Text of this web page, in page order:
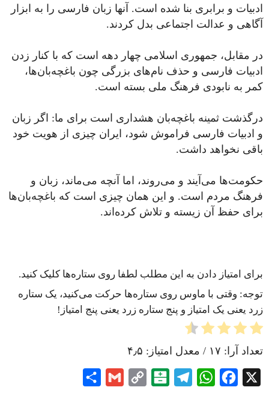
ادبیات و برابری بنا شده است. آنها زبان فارسی را به ابزار
آگاهی و عدالت اجتماعی بدل کردند.
در مقابل، جمهوری اسلامی چهار دهه است که با کنار زدن
ادبیات فارسی و حذف نام‌های بزرگی چون باغچه‌بان‌ها،
کمر به نابودی فرهنگ ملی بسته است.
درگذشت ثمینه باغچه‌بان هشداری است برای ما: اگر زبان
و ادبیات فارسی فراموش شود، ایران چیزی از هویت خود
باقی نخواهد داشت.
حکومت‌ها می‌آیند و می‌روند، اما آنچه می‌ماند، زبان و
فرهنگ مردم است. و این همان چیزی است که باغچه‌بان‌ها
برای حفظ آن زیسته و تلاش کرده‌اند.
برای امتیاز دادن به این مطلب لطفا روی ستاره‌ها کلیک کنید.
توجه: وقتی با ماوس روی ستاره‌ها حرکت می‌کنید، یک ستاره
زرد یعنی یک امتیاز و پنج ستاره زرد یعنی پنج امتیاز!
تعداد آرا: ۱۷ / معدل امتیاز: ۴٫۵
X
Facebook
WhatsApp
Telegram
Balatarin
Copy
Gmail